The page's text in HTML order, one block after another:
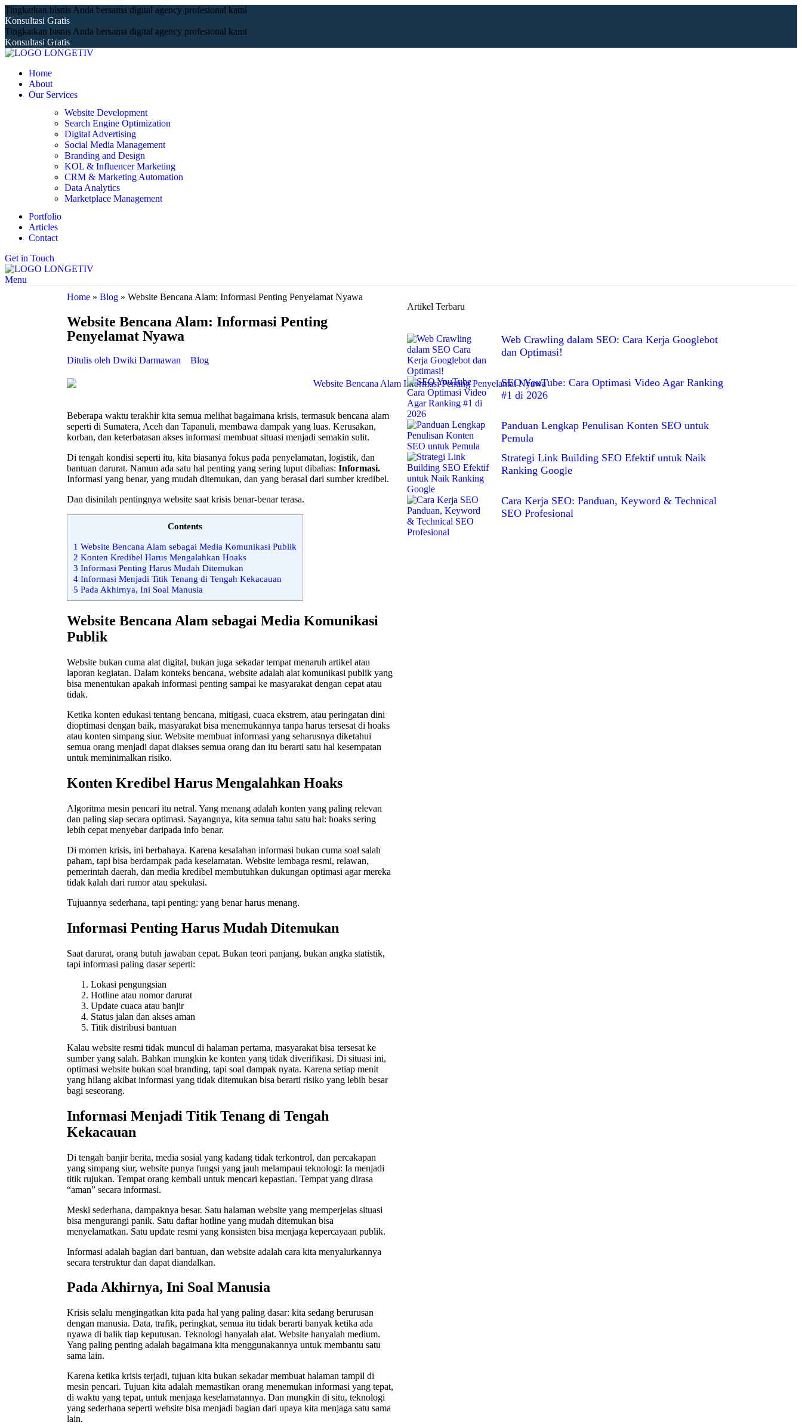
Tingkatkan bisnis Anda bersama digital agency profesional kami
Konsultasi Gratis
Tingkatkan bisnis Anda bersama digital agency profesional kami
Konsultasi Gratis
Home
About
Our Services
Website Development
Search Engine Optimization
Digital Advertising
Social Media Management
Branding and Design
KOL & Influencer Marketing
CRM & Marketing Automation
Data Analytics
Marketplace Management
Portfolio
Articles
Contact
Get in Touch
Menu
Home » Blog » Website Bencana Alam: Informasi Penting Penyelamat Nyawa
Website Bencana Alam: Informasi Penting
Penyelamat Nyawa
Ditulis oleh Dwiki Darmawan Blog
Beberapa waktu terakhir kita semua melihat bagaimana krisis, termasuk bencana alam
seperti di Sumatera, Aceh dan Tapanuli, membawa dampak yang luas. Kerusakan,
korban, dan keterbatasan akses informasi membuat situasi menjadi semakin sulit.
Di tengah kondisi seperti itu, kita biasanya fokus pada penyelamatan, logistik, dan
bantuan darurat. Namun ada satu hal penting yang sering luput dibahas: Informasi.
Informasi yang benar, yang mudah ditemukan, dan yang berasal dari sumber kredibel.
Dan disinilah pentingnya website saat krisis benar-benar terasa.
Contents
1 Website Bencana Alam sebagai Media Komunikasi Publik
2 Konten Kredibel Harus Mengalahkan Hoaks
3 Informasi Penting Harus Mudah Ditemukan
4 Informasi Menjadi Titik Tenang di Tengah Kekacauan
5 Pada Akhirnya, Ini Soal Manusia
Website Bencana Alam sebagai Media Komunikasi
Publik
Website bukan cuma alat digital, bukan juga sekadar tempat menaruh artikel atau
laporan kegiatan. Dalam konteks bencana, website adalah alat komunikasi publik yang
bisa menentukan apakah informasi penting sampai ke masyarakat dengan cepat atau
tidak.
Ketika konten edukasi tentang bencana, mitigasi, cuaca ekstrem, atau peringatan dini
dioptimasi dengan baik, masyarakat bisa menemukannya tanpa harus tersesat di hoaks
atau konten simpang siur. Website membuat informasi yang seharusnya diketahui
semua orang menjadi dapat diakses semua orang dan itu berarti satu hal kesempatan
untuk meminimalkan risiko.
Konten Kredibel Harus Mengalahkan Hoaks
Algoritma mesin pencari itu netral. Yang menang adalah konten yang paling relevan
dan paling siap secara optimasi. Sayangnya, kita semua tahu satu hal: hoaks sering
lebih cepat menyebar daripada info benar.
Di momen krisis, ini berbahaya. Karena kesalahan informasi bukan cuma soal salah
paham, tapi bisa berdampak pada keselamatan. Website lembaga resmi, relawan,
pemerintah daerah, dan media kredibel membutuhkan dukungan optimasi agar mereka
tidak kalah dari rumor atau spekulasi.
Tujuannya sederhana, tapi penting: yang benar harus menang.
Informasi Penting Harus Mudah Ditemukan
Saat darurat, orang butuh jawaban cepat. Bukan teori panjang, bukan angka statistik,
tapi informasi paling dasar seperti:
Lokasi pengungsian
Hotline atau nomor darurat
Update cuaca atau banjir
Status jalan dan akses aman
Titik distribusi bantuan
Kalau website resmi tidak muncul di halaman pertama, masyarakat bisa tersesat ke
sumber yang salah. Bahkan mungkin ke konten yang tidak diverifikasi. Di situasi ini,
optimasi website bukan soal branding, tapi soal dampak nyata. Karena setiap menit
yang hilang akibat informasi yang tidak ditemukan bisa berarti risiko yang lebih besar
bagi seseorang.
Informasi Menjadi Titik Tenang di Tengah
Kekacauan
Di tengah banjir berita, media sosial yang kadang tidak terkontrol, dan percakapan
yang simpang siur, website punya fungsi yang jauh melampaui teknologi: Ia menjadi
titik rujukan. Tempat orang kembali untuk mencari kepastian. Tempat yang dirasa
“aman” secara informasi.
Meski sederhana, dampaknya besar. Satu halaman website yang memperjelas situasi
bisa mengurangi panik. Satu daftar hotline yang mudah ditemukan bisa
menyelamatkan. Satu update resmi yang konsisten bisa menjaga kepercayaan publik.
Informasi adalah bagian dari bantuan, dan website adalah cara kita menyalurkannya
secara terstruktur dan dapat diandalkan.
Pada Akhirnya, Ini Soal Manusia
Krisis selalu mengingatkan kita pada hal yang paling dasar: kita sedang berurusan
dengan manusia. Data, trafik, peringkat, semua itu tidak berarti banyak ketika ada
nyawa di balik tiap keputusan. Teknologi hanyalah alat. Website hanyalah medium.
Yang paling penting adalah bagaimana kita menggunakannya untuk membantu satu
sama lain.
Karena ketika krisis terjadi, tujuan kita bukan sekadar membuat halaman tampil di
mesin pencari. Tujuan kita adalah memastikan orang menemukan informasi yang tepat,
di waktu yang tepat, untuk menjaga keselamatannya. Dan mungkin di situ, teknologi
yang sederhana seperti website bisa menjadi bagian dari upaya kita menjaga satu sama
lain.
Artikel Terbaru
Web Crawling dalam SEO: Cara Kerja Googlebot
dan Optimasi!
SEO YouTube: Cara Optimasi Video Agar Ranking
#1 di 2026
Panduan Lengkap Penulisan Konten SEO untuk
Pemula
Strategi Link Building SEO Efektif untuk Naik
Ranking Google
Cara Kerja SEO: Panduan, Keyword & Technical
SEO Profesional